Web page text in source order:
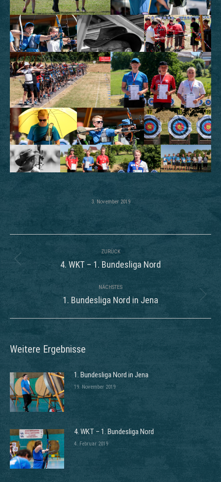
3. November 2019
Kommentarnavigation
ZURÜCK
Vorheriger
4. WKT – 1. Bundesliga Nord
NÄCHSTES
Nächster
1. Bundesliga Nord in Jena
Weitere Ergebnisse
1. Bundesliga Nord in Jena
19. November 2019
4. WKT – 1. Bundesliga Nord
4. Februar 2019